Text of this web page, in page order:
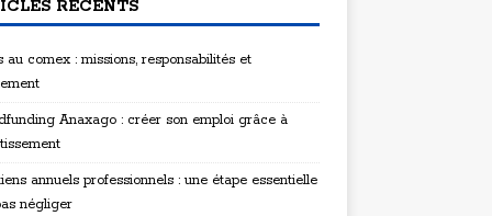
RÉCENTS
au comex : missions, responsabilités et
Anaxago : créer son emploi grâce à
annuels professionnels : une étape essentielle
négliger